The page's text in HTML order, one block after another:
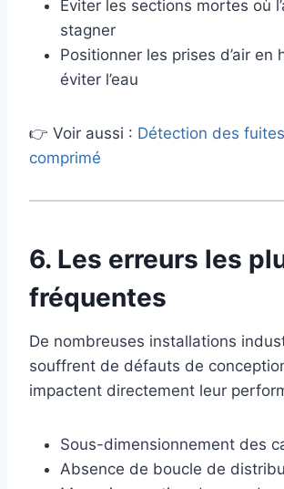
Éviter les sections mortes où
stagner
Positionner les prises d’air en
éviter l’eau
👉 Voir aussi : Détection des fuites
comprimé
6. Les erreurs les
fréquentes
De nombreuses installations
souffrent de défauts de
impactent directement leur
Sous-dimensionnement des
Absence de boucle de